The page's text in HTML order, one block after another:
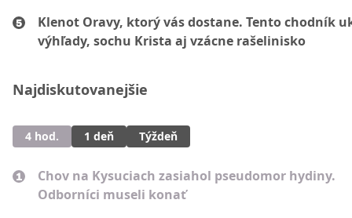
Klenot Oravy, ktorý vás dostane. Tento chodník
výhľady, sochu Krista aj vzácne rašelinisko
Najdiskutovanejšie
4 hod. 1 deň Týždeň
Chov na Kysuciach zasiahol pseudomor hydiny.
Odborníci museli konať